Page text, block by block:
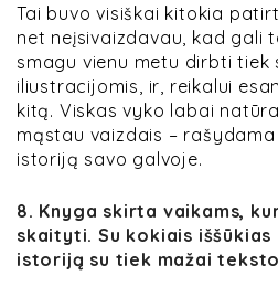
Tai buvo visiškai kitokia
net neįsivaizdavau, kad gali
smagu vienu metu dirbti tiek
iliustracijomis, ir, reikalui
kitą. Viskas vyko labai
mąstau vaizdais –
istoriją savo galvoje.
8. Knyga skirta vaikams,
skaityti. Su kokiais iššūkias
istoriją su tiek mažai